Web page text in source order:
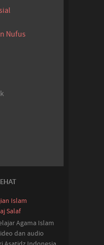
Nufus
Islam
Salaf
Agama Islam
dan audio